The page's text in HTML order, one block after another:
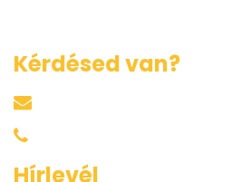
Kérdésed van?
Hírlevél